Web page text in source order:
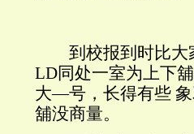
到校报到时比大
LD同处一室为上下
大―号，长得有些
舖没商量。